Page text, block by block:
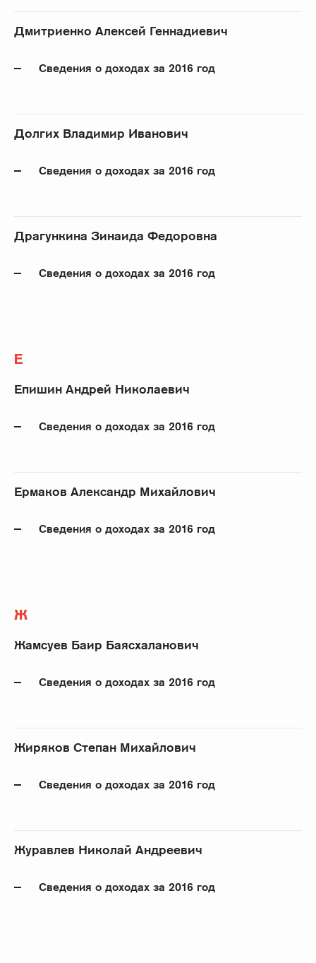
Дмитриенко Алексей Геннадиевич
Сведения о доходах за 2016 год
Долгих Владимир Иванович
Сведения о доходах за 2016 год
Драгункина Зинаида Федоровна
Сведения о доходах за 2016 год
Е
Епишин Андрей Николаевич
Сведения о доходах за 2016 год
Ермаков Александр Михайлович
Сведения о доходах за 2016 год
Ж
Жамсуев Баир Баясхаланович
Сведения о доходах за 2016 год
Жиряков Степан Михайлович
Сведения о доходах за 2016 год
Журавлев Николай Андреевич
Сведения о доходах за 2016 год